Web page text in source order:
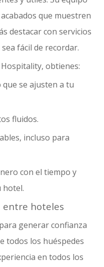
que muestren
destacar con servicios
fácil de recordar.
obtienes:
se ajusten a tu
fluidos.
incluso para
con el tiempo y
hotel.
entre hoteles
generar confianza
todos los huéspedes
en todos los